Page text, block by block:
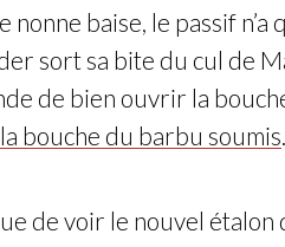
baise, le passif n’a
sort sa bite du cul de
de bien ouvrir la
bouche du barbu soumis
de voir le nouvel étalon